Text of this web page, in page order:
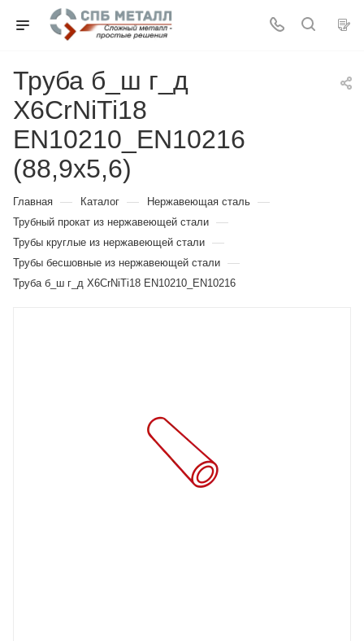
Труба б_ш г_д
X6CrNiTi18
EN10210_EN10216
(88,9х5,6)
Главная — Каталог — Нержавеющая сталь —
Трубный прокат из нержавеющей стали —
Трубы круглые из нержавеющей стали —
Трубы бесшовные из нержавеющей стали —
Труба б_ш г_д X6CrNiTi18 EN10210_EN10216